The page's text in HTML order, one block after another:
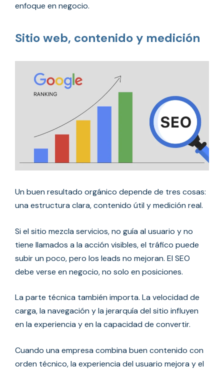
enfoque en negocio.
Sitio web, contenido y medición
Un buen resultado orgánico depende de tres cosas:
una estructura clara, contenido útil y medición real.
Si el sitio mezcla servicios, no guía al usuario y no
tiene llamados a la acción visibles, el tráfico puede
subir un poco, pero los leads no mejoran. El SEO
debe verse en negocio, no solo en posiciones.
La parte técnica también importa. La velocidad de
carga, la navegación y la jerarquía del sitio influyen
en la experiencia y en la capacidad de convertir.
Cuando una empresa combina buen contenido con
orden técnico, la experiencia del usuario mejora y el